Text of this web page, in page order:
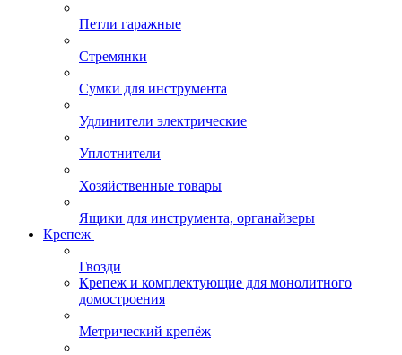
Петли гаражные
Стремянки
Сумки для инструмента
Удлинители электрические
Уплотнители
Хозяйственные товары
Ящики для инструмента, органайзеры
Крепеж
Гвозди
Крепеж и комплектующие для монолитного
домостроения
Метрический крепёж